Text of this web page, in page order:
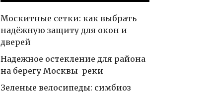
Москитные сетки: как выбрать
надёжную защиту для окон и
дверей
Надежное остекление для района
на берегу Москвы-реки
Зеленые велосипеды: симбиоз